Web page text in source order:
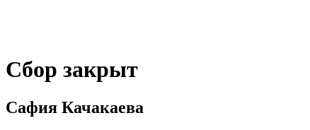
Сбор закрыт
Сафия Качакаева